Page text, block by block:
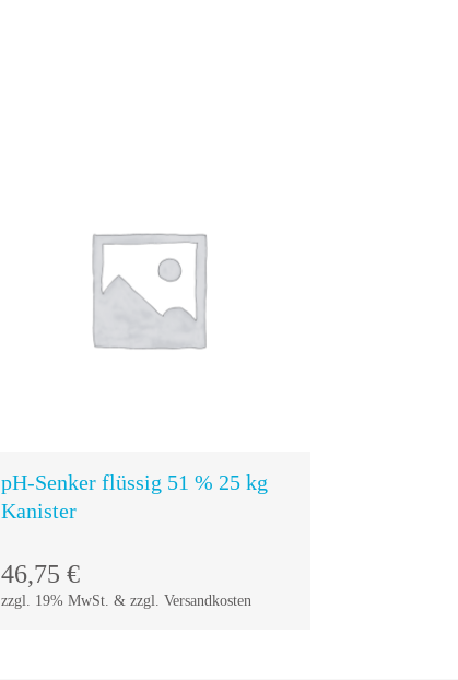
pH-Senker flüssig 51 % 25 kg
Kanister
46,75 €
zzgl. 19% MwSt. & zzgl. Versandkosten